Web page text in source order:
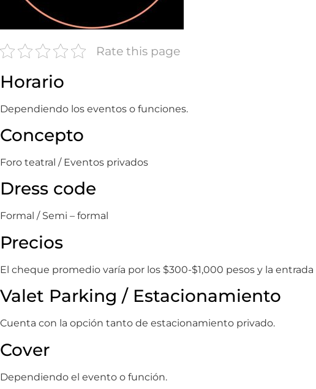
Rate this page
Horario
Dependiendo los eventos o funciones.
Concepto
Foro teatral / Eventos privados
Dress code
Formal / Semi – formal
Precios
El cheque promedio varía por los $300-$1,000 pesos y la
Valet Parking / Estacionamiento
Cuenta con la opción tanto de estacionamiento privado.
Cover
Dependiendo el evento o función.